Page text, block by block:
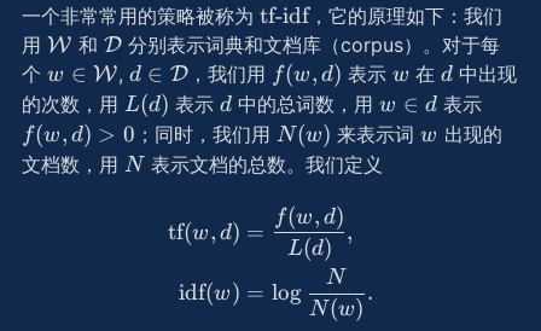
一个非常常用的策略被称为 \text{tf-
idf}
tf-idf，它的原理如下：我们
用 \mathcal
W
W 和 \mathcal
D
D 分别表示词典和文档库（corpus）。对于每
个 w\in\mathcal
W
w ∈ W, d\in\mathcal
D
d ∈ D ，我们用 f(w,
d)
f(w, d) 表示 w
w 在d
d 中出现
的次数，用 L(d)
L(d) 表示 d
d 中的总词数，用 w\in
d
w ∈ d 表示
> 0
f(w, d) > 0 ；同时，我们用 N(w)
N(w) 来表示词w
w 出现的
文档数，用 N
N 表示文档的总数。我们定义
\begin{aligned}
tf(w, d)
idf(w)
=
L(d)
f(w, d)
,
= log
N(w)
N
.